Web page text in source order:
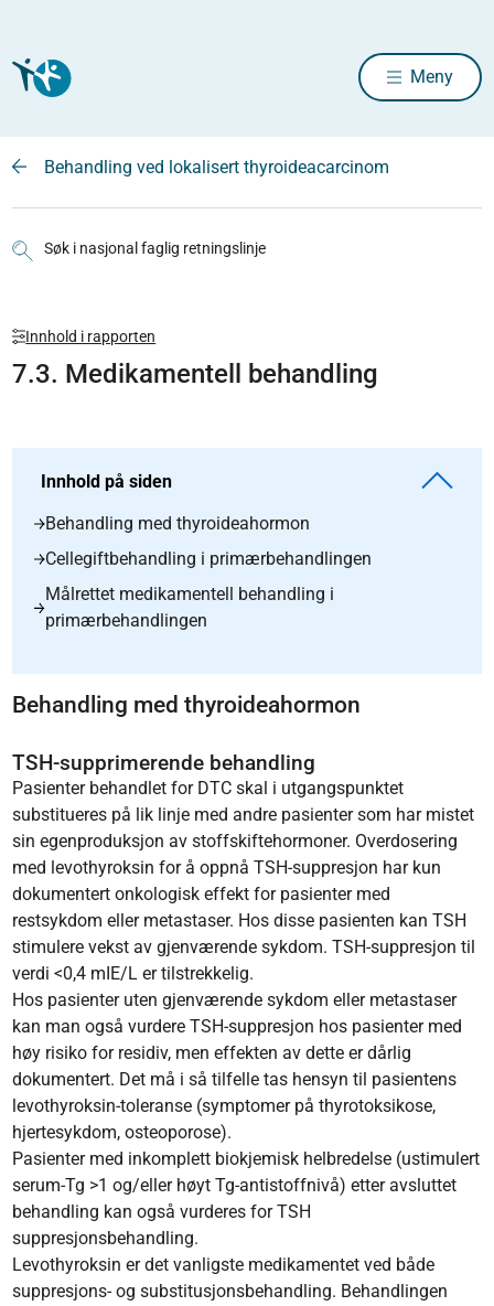
Meny
Behandling ved lokalisert thyroideacarcinom
Søk i nasjonal faglig retningslinje
Innhold i rapporten
7.3. Medikamentell behandling
Innhold på siden
Behandling med thyroideahormon
Cellegiftbehandling i primærbehandlingen
Målrettet medikamentell behandling i
primærbehandlingen
Behandling med thyroideahormon
TSH-supprimerende behandling
Pasienter behandlet for DTC skal i utgangspunktet
substitueres på lik linje med andre pasienter som har mistet
sin egenproduksjon av stoffskiftehormoner. Overdosering
med levothyroksin for å oppnå TSH-suppresjon har kun
dokumentert onkologisk effekt for pasienter med
restsykdom eller metastaser. Hos disse pasienten kan TSH
stimulere vekst av gjenværende sykdom. TSH-suppresjon til
verdi <0,4 mIE/L er tilstrekkelig.
Hos pasienter uten gjenværende sykdom eller metastaser
kan man også vurdere TSH-suppresjon hos pasienter med
høy risiko for residiv, men effekten av dette er dårlig
dokumentert. Det må i så tilfelle tas hensyn til pasientens
levothyroksin-toleranse (symptomer på thyrotoksikose,
hjertesykdom, osteoporose).
Pasienter med inkomplett biokjemisk helbredelse (ustimulert
serum-Tg >1 og/eller høyt Tg-antistoffnivå) etter avsluttet
behandling kan også vurderes for TSH
suppresjonsbehandling.
Levothyroksin er det vanligste medikamentet ved både
suppresjons- og substitusjonsbehandling. Behandlingen